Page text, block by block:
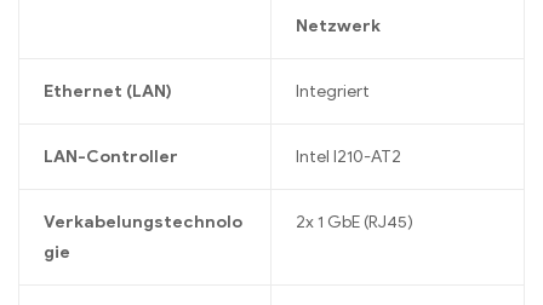
Netzwerk
Ethernet (LAN) Integriert
LAN-Controller Intel I210-AT2
Verkabelungstechnolo
gie
2x 1 GbE (RJ45)